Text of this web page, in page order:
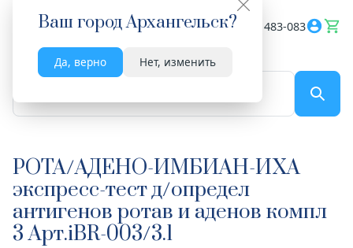
Ваш городАрхангельск?
Да, верно Нет, изменить
Весь сайт 8182 483-083
РОТА/АДЕНО-ИМБИАН-ИХА
экспресс-тест д/определ
антигенов ротав и аденов компл
3 Арт.iBR-003/3.1